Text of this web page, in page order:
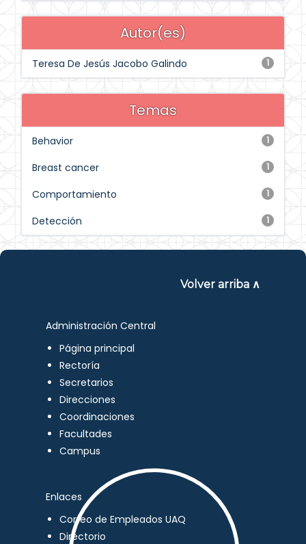
Autor(es)
1
Teresa De Jesús Jacobo Galindo
Temas
1
Behavior
1
Breast cancer
1
Comportamiento
1
Detección
Volver arriba ∧
Administración Central
Página principal
Rectoría
Secretarios
Direcciones
Coordinaciones
Facultades
Campus
Enlaces
Correo de Empleados UAQ
Directorio